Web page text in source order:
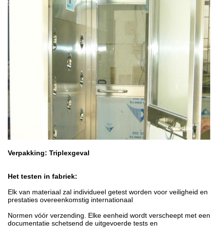
Verpakking: Triplexgeval
Het testen in fabriek:
Elk van materiaal zal individueel getest worden voor veiligheid en
prestaties overeenkomstig internationaal
Normen vóór verzending. Elke eenheid wordt verscheept met een
documentatie schetsend de uitgevoerde tests en